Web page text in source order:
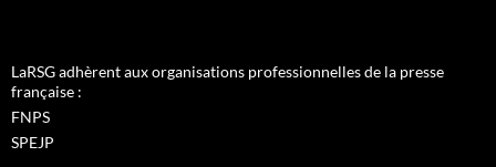
LaRSG adhèrent aux organisations professionnelles de la presse
française :
FNPS
SPEJP